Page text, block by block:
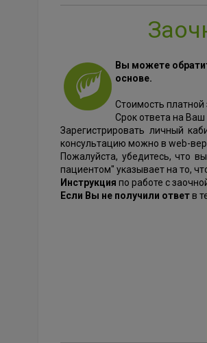
Вы можете
основе.
Стоимость платной
Срок ответа на Ваш
Зарегистрировать личный
консультацию можно в web-
Пожалуйста, убедитесь, что
пациентом" указывает на то,
Инструкция по работе с
Если Вы не получили ответв